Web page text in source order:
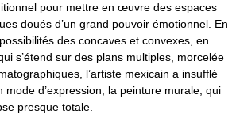
pour mettre en œuvre des espaces
doués d’un grand pouvoir émotionnel. En
des concaves et convexes, en
s’étend sur des plans multiples, morcelée
l’artiste mexicain a insufflé
mode d’expression, la peinture murale, qui
presque totale.